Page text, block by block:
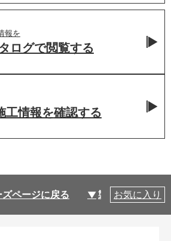
報を
ログで閲覧する
工情報を確認する
ページに戻る 製品仕様
お気に入り